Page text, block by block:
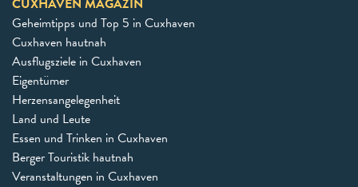
CUXHAVEN MAGAZIN
Geheimtipps und Top 5 in Cuxhaven
Cuxhaven hautnah
Ausflugsziele in Cuxhaven
Eigentümer
Herzensangelegenheit
Land und Leute
Essen und Trinken in Cuxhaven
Berger Touristik hautnah
Veranstaltungen in Cuxhaven